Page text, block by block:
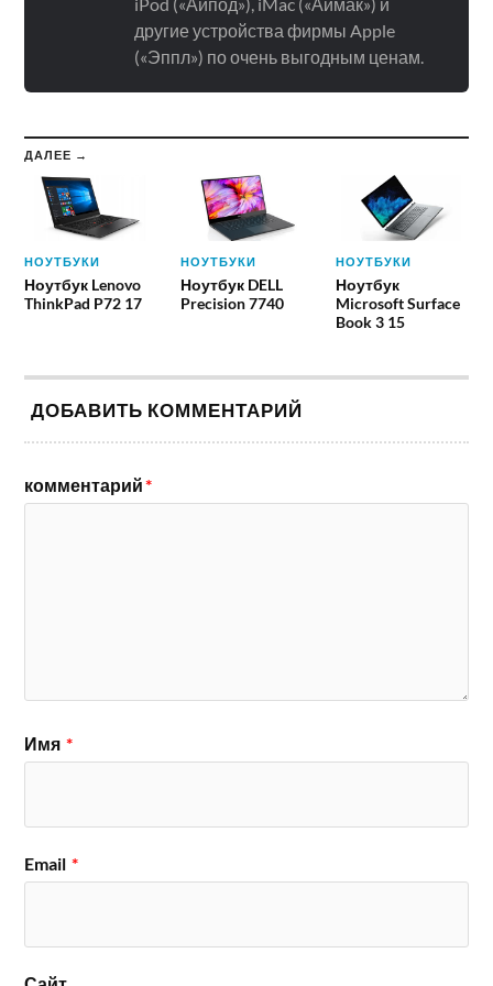
другие устройства фирмы Apple
(«Эппл») по очень выгодным ценам.
ДАЛЕЕ →
НОУТБУКИ
Ноутбук Lenovo
ThinkPad P72 17
НОУТБУКИ
Ноутбук DELL
Precision 7740
НОУТБУКИ
Ноутбук
Microsoft Surface
Book 3 15
ДОБАВИТЬ КОММЕНТАРИЙ
комментарий*
Имя *
Email *